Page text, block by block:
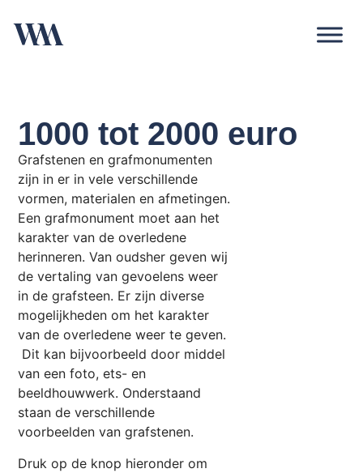
1000 tot 2000 euro
Grafstenen en grafmonumenten
zijn in er in vele verschillende
vormen, materialen en afmetingen.
Een grafmonument moet aan het
karakter van de overledene
herinneren. Van oudsher geven wij
de vertaling van gevoelens weer
in de grafsteen. Er zijn diverse
mogelijkheden om het karakter
van de overledene weer te geven.
Dit kan bijvoorbeeld door middel
van een foto, ets- en
beeldhouwwerk. Onderstaand
staan de verschillende
voorbeelden van grafstenen.
Druk op de knop hieronder om